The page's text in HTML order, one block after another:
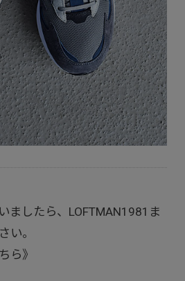
ましたら、LOFTMAN1981ま
い。
ら》